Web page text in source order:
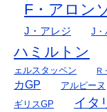
F・アロン
J・アレジ J・
ハミルトン
ェルスタッペン
R
カGP
アルピーヌ
ギリスGP
イタ